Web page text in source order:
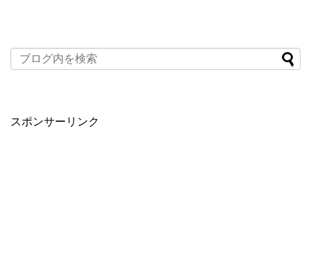
スポンサーリンク